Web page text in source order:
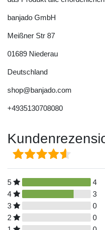
banjado GmbH
Meißner Str 87
01689 Niederau
Deutschland
shop@banjado.com
+4935130708080
5
4
4
3
3
0
2
0